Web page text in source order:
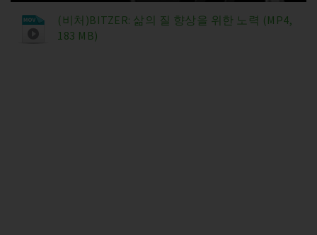
(비처)BITZER: 삶의 질 향상을 위한 노력 (MP4,
183 MB)